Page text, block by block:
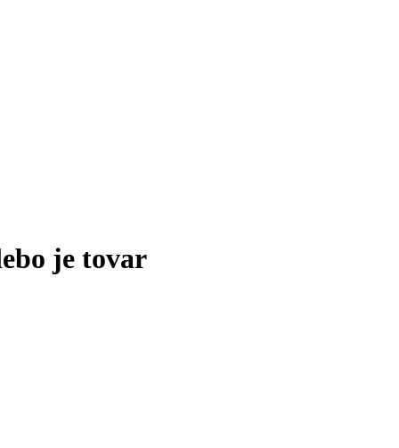
je tovar